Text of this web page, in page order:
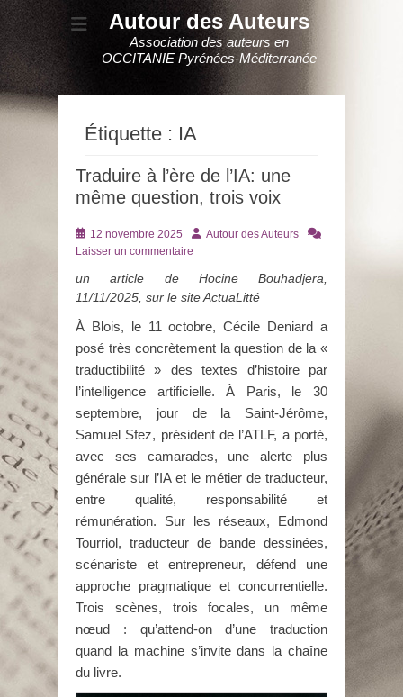
Autour des Auteurs
Association des auteurs en
OCCITANIE Pyrénées-Méditerranée
Étiquette : IA
Traduire à l’ère de l’IA: une
même question, trois voix
Posté
le
12 novembre 2025 AuteurAutour des Auteurs
Laisser un commentaire
un article de Hocine Bouhadjera,
11/11/2025, sur le site ActuaLitté
À Blois, le 11 octobre, Cécile Deniard a
posé très concrètement la question de la «
traductibilité » des textes d’histoire par
l’intelligence artificielle. À Paris, le 30
septembre, jour de la Saint-Jérôme,
Samuel Sfez, président de l’ATLF, a porté,
avec ses camarades, une alerte plus
générale sur l’IA et le métier de traducteur,
entre qualité, responsabilité et
rémunération. Sur les réseaux, Edmond
Tourriol, traducteur de bande dessinées,
scénariste et entrepreneur, défend une
approche pragmatique et concurrentielle.
Trois scènes, trois focales, un même
nœud : qu’attend-on d’une traduction
quand la machine s’invite dans la chaîne
du livre.